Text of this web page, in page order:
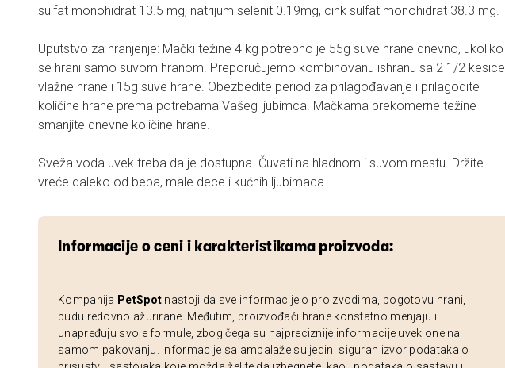
sulfat monohidrat 13.5 mg, natrijum selenit 0.19mg, cink sulfat monohidrat 38.3 mg.
Uputstvo za hranjenje: Mački težine 4 kg potrebno je 55g suve hrane dnevno, ukoliko
se hrani samo suvom hranom. Preporučujemo kombinovanu ishranu sa 2 1/2 kesice
vlažne hrane i 15g suve hrane. Obezbedite period za prilagođavanje i prilagodite
količine hrane prema potrebama Vašeg ljubimca. Mačkama prekomerne težine
smanjite dnevne količine hrane.
Sveža voda uvek treba da je dostupna. Čuvati na hladnom i suvom mestu. Držite
vreće daleko od beba, male dece i kućnih ljubimaca.
Informacije o ceni i karakteristikama proizvoda:
Kompanija PetSpot nastoji da sve informacije o proizvodima, pogotovu hrani,
budu redovno ažurirane. Međutim, proizvođači hrane konstatno menjaju i
unapređuju svoje formule, zbog čega su najpreciznije informacije uvek one na
samom pakovanju. Informacije sa ambalaže su jedini siguran izvor podataka o